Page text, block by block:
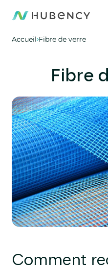
Accueil Fibre de verre
Fibre
Comment